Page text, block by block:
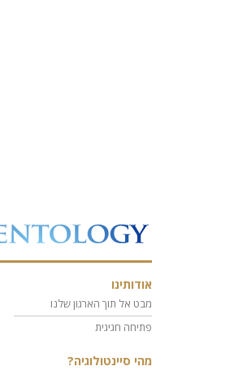
אודותינו
מבט אל תוך הארגון שלנו
פתיחה חגיגית
מהי סיינטולוגיה?